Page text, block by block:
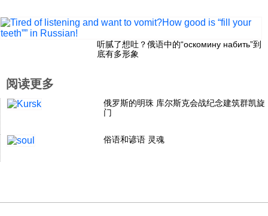
历史
听腻了想吐？俄语中的“оскомину набить”到
底有多形象
阅读更多
俄罗斯的明珠 库尔斯克会战纪念建筑群凯旋
门
俗语和谚语 灵魂